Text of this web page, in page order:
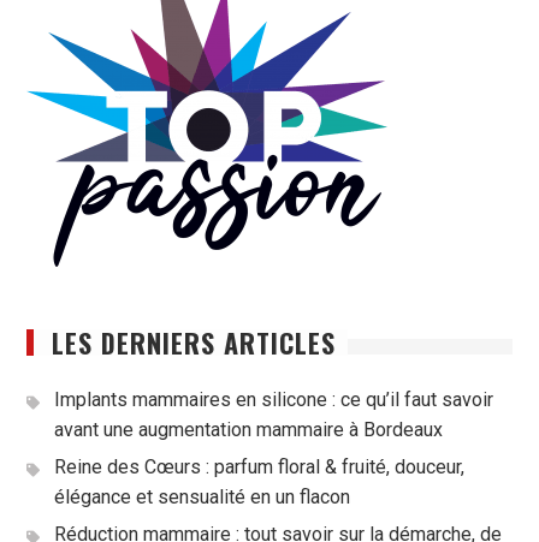
LES DERNIERS ARTICLES
Implants mammaires en silicone : ce qu’il faut savoir
avant une augmentation mammaire à Bordeaux
Reine des Cœurs : parfum floral & fruité, douceur,
élégance et sensualité en un flacon
Réduction mammaire : tout savoir sur la démarche, de